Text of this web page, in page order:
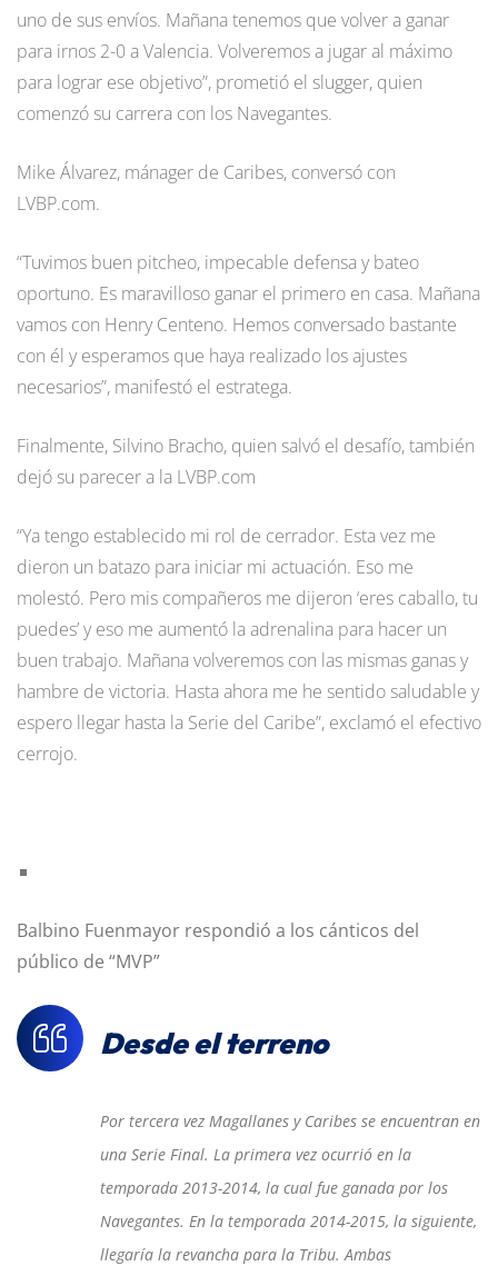
uno de sus envíos. Mañana tenemos que volver a ganar
para irnos 2-0 a Valencia. Volveremos a jugar al máximo
para lograr ese objetivo”, prometió el slugger, quien
comenzó su carrera con los Navegantes.
Mike Álvarez, mánager de Caribes, conversó con
LVBP.com.
“Tuvimos buen pitcheo, impecable defensa y bateo
oportuno. Es maravilloso ganar el primero en casa. Mañana
vamos con Henry Centeno. Hemos conversado bastante
con él y esperamos que haya realizado los ajustes
necesarios”, manifestó el estratega.
Finalmente, Silvino Bracho, quien salvó el desafío, también
dejó su parecer a la LVBP.com
“Ya tengo establecido mi rol de cerrador. Esta vez me
dieron un batazo para iniciar mi actuación. Eso me
molestó. Pero mis compañeros me dijeron ‘eres caballo, tu
puedes’ y eso me aumentó la adrenalina para hacer un
buen trabajo. Mañana volveremos con las mismas ganas y
hambre de victoria. Hasta ahora me he sentido saludable y
espero llegar hasta la Serie del Caribe”, exclamó el efectivo
cerrojo.
Balbino Fuenmayor respondió a los cánticos del
público de “MVP”
Desde el terreno
Por tercera vez Magallanes y Caribes se encuentran en
una Serie Final. La primera vez ocurrió en la
temporada 2013-2014, la cual fue ganada por los
Navegantes. En la temporada 2014-2015, la siguiente,
llegaría la revancha para la Tribu. Ambas